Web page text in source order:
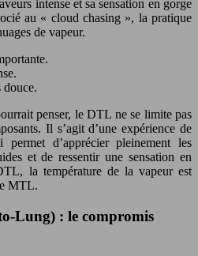
intense et sa sensation en gorge
au « cloud chasing », la pratique
de vapeur.
douce.
penser, le DTL ne se limite pas
Il s’agit d’une expérience de
d’apprécier pleinement les
et de ressentir une sensation en
la température de la vapeur est
MTL.
Lung) : le compromis